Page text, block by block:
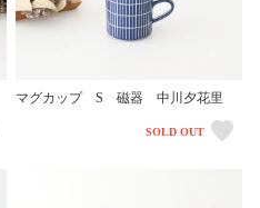
マグカップ S 磁器 中川夕花里
SOLD OUT